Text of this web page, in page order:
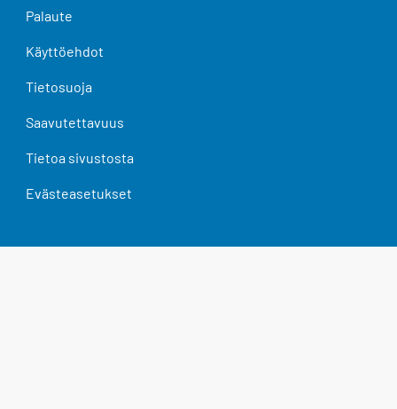
Palaute
Käyttöehdot
Tietosuoja
Saavutettavuus
Tietoa sivustosta
Evästeasetukset